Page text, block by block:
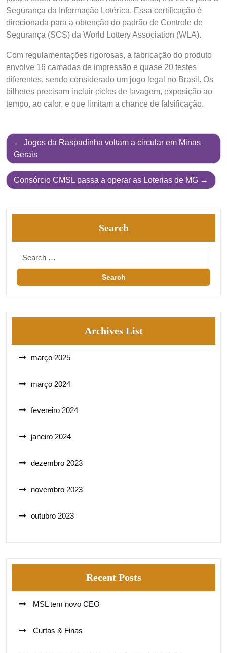
Segurança da Informação Lotérica. Essa certificação é
direcionada para a obtenção do padrão de Controle de
Segurança (SCS) da World Lottery Association (WLA).
Com regulamentações rigorosas, a fabricação do produto
envolve 16 camadas de impressão e quase 20 testes
diferentes, sendo considerado um jogo legal no Brasil. Os
bilhetes precisam incluir ciclos de lavagem, exposição ao
tempo, ao calor, e que limitam a chance de falsificação.
Jogos da Raspadinha voltam a circular em Minas
Gerais
Consórcio CMSL passa a operar as Loterias de MG
Search
Archives List
março 2025
março 2024
fevereiro 2024
janeiro 2024
dezembro 2023
novembro 2023
outubro 2023
Recent Posts
MSL tem novo CEO
Curtas & Finas